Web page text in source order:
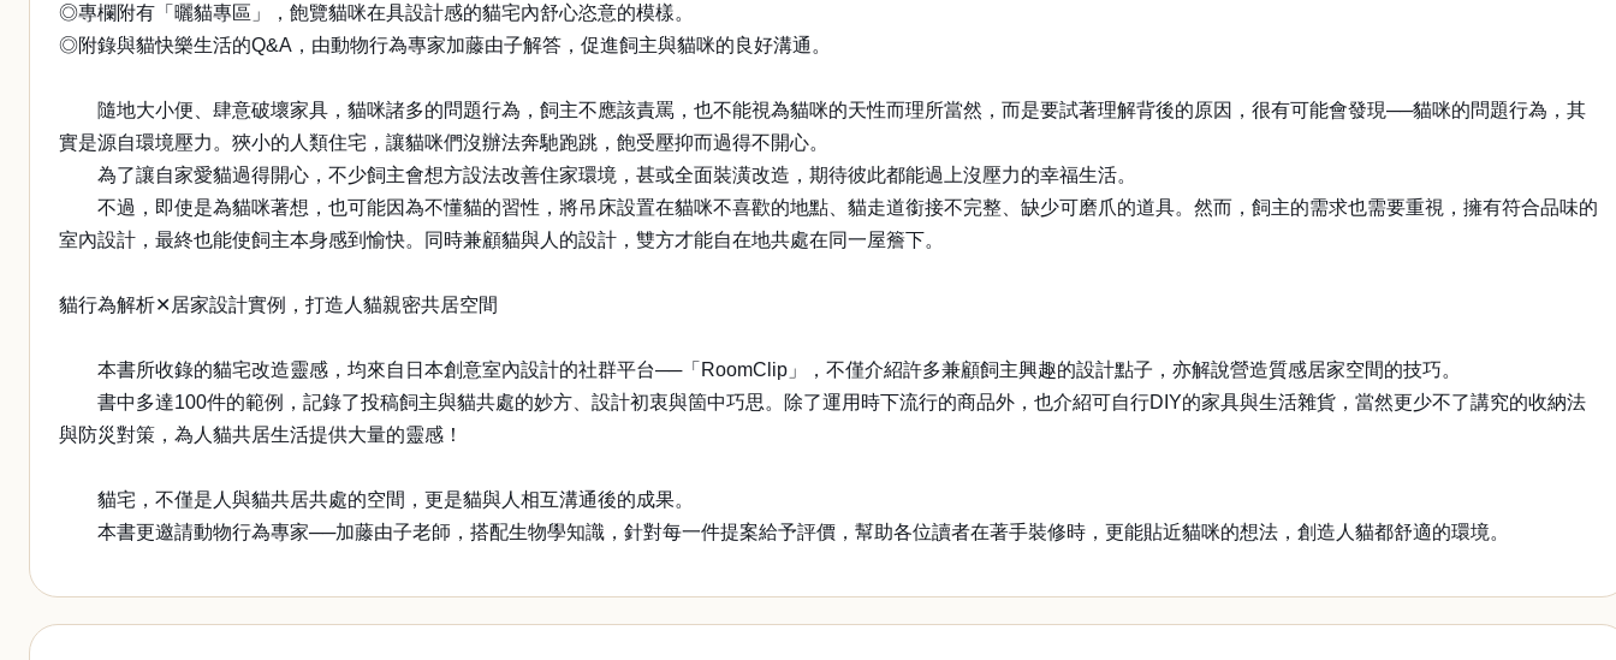
◎專欄附有「曬貓專區」，飽覽貓咪在具設計感的貓宅內舒心恣意的模樣。
◎附錄與貓快樂生活的Q&A，由動物行為專家加藤由子解答，促進飼主與貓咪的良好溝通。
隨地大小便、肆意破壞家具，貓咪諸多的問題行為，飼主不應該責罵，也不能視為貓咪的天性而理所當然，而是要試著理解背後的原因，很有可能會發現──貓咪的問題行為，其
實是源自環境壓力。狹小的人類住宅，讓貓咪們沒辦法奔馳跑跳，飽受壓抑而過得不開心。
為了讓自家愛貓過得開心，不少飼主會想方設法改善住家環境，甚或全面裝潢改造，期待彼此都能過上沒壓力的幸福生活。
不過，即使是為貓咪著想，也可能因為不懂貓的習性，將吊床設置在貓咪不喜歡的地點、貓走道銜接不完整、缺少可磨爪的道具。然而，飼主的需求也需要重視，擁有符合品味的
室內設計，最終也能使飼主本身感到愉快。同時兼顧貓與人的設計，雙方才能自在地共處在同一屋簷下。
貓行為解析✕居家設計實例，打造人貓親密共居空間
本書所收錄的貓宅改造靈感，均來自日本創意室內設計的社群平台──「RoomClip」，不僅介紹許多兼顧飼主興趣的設計點子，亦解說營造質感居家空間的技巧。
書中多達100件的範例，記錄了投稿飼主與貓共處的妙方、設計初衷與箇中巧思。除了運用時下流行的商品外，也介紹可自行DIY的家具與生活雜貨，當然更少不了講究的收納法
與防災對策，為人貓共居生活提供大量的靈感！
貓宅，不僅是人與貓共居共處的空間，更是貓與人相互溝通後的成果。
本書更邀請動物行為專家──加藤由子老師，搭配生物學知識，針對每一件提案給予評價，幫助各位讀者在著手裝修時，更能貼近貓咪的想法，創造人貓都舒適的環境。